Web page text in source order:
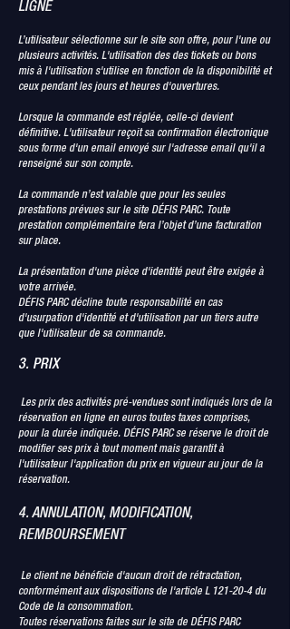
LIGNE
L’utilisateur sélectionne sur le site son offre, pour l'une ou
plusieurs activités. L'utilisation des des tickets ou bons
mis à l'utilisation s'utilise en fonction de la disponibilité et
ceux pendant les jours et heures d'ouvertures.
Lorsque la commande est réglée, celle-ci devient
définitive. L'utilisateur reçoit sa confirmation électronique
sous forme d'un email envoyé sur l'adresse email qu'il a
renseigné sur son compte.
La commande n’est valable que pour les seules
prestations prévues sur le site DÉFIS PARC. Toute
prestation complémentaire fera l’objet d’une facturation
sur place.
La présentation d'une pièce d'identité peut être exigée à
votre arrivée.
DÉFIS PARC décline toute responsabilité en cas
d'usurpation d'identité et d'utilisation par un tiers autre
que l'utilisateur de sa commande.
3. PRIX
Les prix des activités pré-vendues sont indiqués lors de la
réservation en ligne en euros toutes taxes comprises,
pour la durée indiquée. DÉFIS PARC se réserve le droit de
modifier ses prix à tout moment mais garantit à
l'utilisateur l'application du prix en vigueur au jour de la
réservation.
4. ANNULATION, MODIFICATION,
REMBOURSEMENT
Le client ne bénéficie d'aucun droit de rétractation,
conformément aux dispositions de l'article L 121-20-4 du
Code de la consommation.
Toutes réservations faites sur le site de DÉFIS PARC